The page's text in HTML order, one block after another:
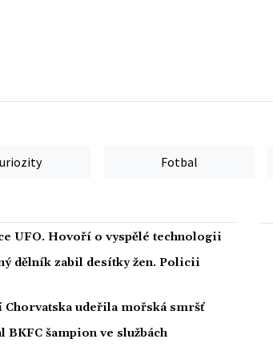
Fotbal
UFO. Hovoří o vyspělé technologii
dělník zabil desítky žen. Policii
Chorvatska udeřila mořská smršť
BKFC šampion ve službách